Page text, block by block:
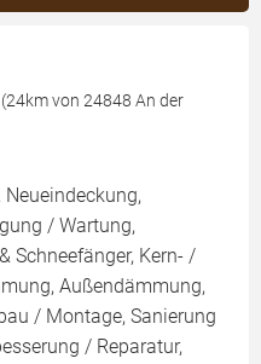
von 24848 An der
Neueindeckung,
/ Wartung,
Schneefänger, Kern- /
Außendämmung,
/ Montage, Sanierung
/ Reparatur,